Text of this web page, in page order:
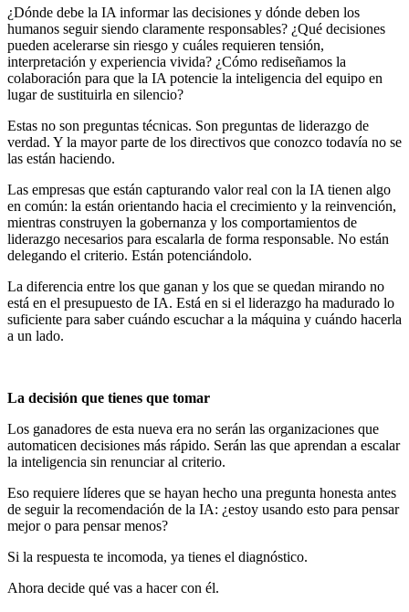
¿Dónde debe la IA informar las decisiones y dónde deben los
humanos seguir siendo claramente responsables? ¿Qué decisiones
pueden acelerarse sin riesgo y cuáles requieren tensión,
interpretación y experiencia vivida? ¿Cómo rediseñamos la
colaboración para que la IA potencie la inteligencia del equipo en
lugar de sustituirla en silencio?
Estas no son preguntas técnicas. Son preguntas de liderazgo de
verdad. Y la mayor parte de los directivos que conozco todavía no se
las están haciendo.
Las empresas que están capturando valor real con la IA tienen algo
en común: la están orientando hacia el crecimiento y la reinvención,
mientras construyen la gobernanza y los comportamientos de
liderazgo necesarios para escalarla de forma responsable. No están
delegando el criterio. Están potenciándolo.
La diferencia entre los que ganan y los que se quedan mirando no
está en el presupuesto de IA. Está en si el liderazgo ha madurado lo
suficiente para saber cuándo escuchar a la máquina y cuándo hacerla
a un lado.
La decisión que tienes que tomar
Los ganadores de esta nueva era no serán las organizaciones que
automaticen decisiones más rápido. Serán las que aprendan a escalar
la inteligencia sin renunciar al criterio.
Eso requiere líderes que se hayan hecho una pregunta honesta antes
de seguir la recomendación de la IA: ¿estoy usando esto para pensar
mejor o para pensar menos?
Si la respuesta te incomoda, ya tienes el diagnóstico.
Ahora decide qué vas a hacer con él.